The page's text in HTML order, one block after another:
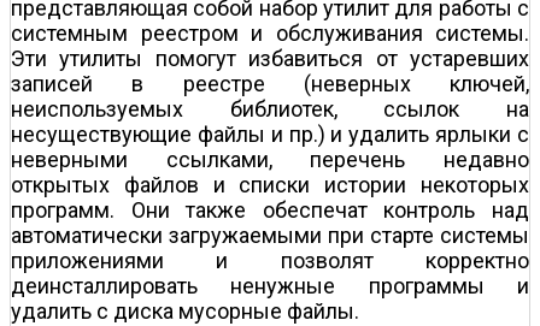
представляющая собой набор утилит для работы с
системным реестром и обслуживания системы.
Эти утилиты помогут избавиться от устаревших
записей в реестре (неверных ключей,
неиспользуемых библиотек, ссылок на
несуществующие файлы и пр.) и удалить ярлыки с
неверными ссылками, перечень недавно
открытых файлов и списки истории некоторых
программ. Они также обеспечат контроль над
автоматически загружаемыми при старте системы
приложениями и позволят корректно
деинсталлировать ненужные программы и
удалить с диска мусорные файлы.